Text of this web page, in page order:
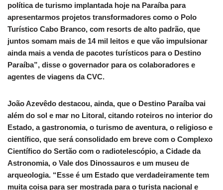
política de turismo implantada hoje na Paraíba para
apresentarmos projetos transformadores como o Polo
Turístico Cabo Branco, com resorts de alto padrão, que
juntos somam mais de 14 mil leitos e que vão impulsionar
ainda mais a venda de pacotes turísticos para o Destino
Paraíba”, disse o governador para os colaboradores e
agentes de viagens da CVC.
João Azevêdo destacou, ainda, que o Destino Paraíba vai
além do sol e mar no Litoral, citando roteiros no interior do
Estado, a gastronomia, o turismo de aventura, o religioso e
científico, que será consolidado em breve com o Complexo
Científico do Sertão com o radiotelescópio, a Cidade da
Astronomia, o Vale dos Dinossauros e um museu de
arqueologia. “Esse é um Estado que verdadeiramente tem
muita coisa para ser mostrada para o turista nacional e